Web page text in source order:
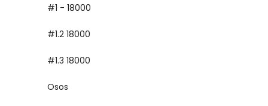
#1 - 18000
#1.2 18000
#1.3 18000
Osos